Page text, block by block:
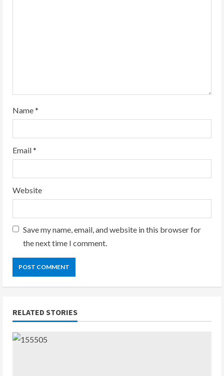
Name*
Email*
Website
Save my name, email, and website in this browser for
the next time I comment.
RELATED STORIES